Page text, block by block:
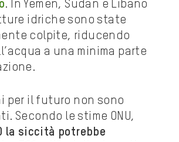
. In Yemen, Sudan e Libano
idriche sono state
colpite, riducendo
a una minima parte
per il futuro non sono
Secondo le stime ONU,
la siccità potrebbe